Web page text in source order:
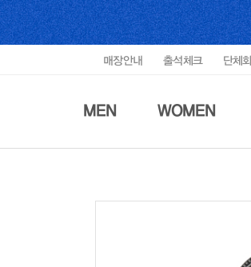
매장안내 출석체크 단체
MEN WOMEN